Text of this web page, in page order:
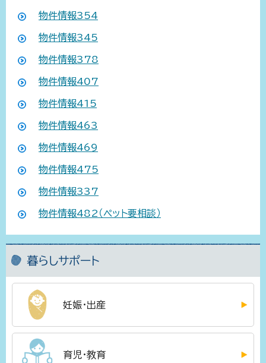
物件情報354
物件情報345
物件情報378
物件情報407
物件情報415
物件情報463
物件情報469
物件情報475
物件情報337
物件情報482（ペット要相談）
暮らしサポート
妊娠・出産
育児・教育